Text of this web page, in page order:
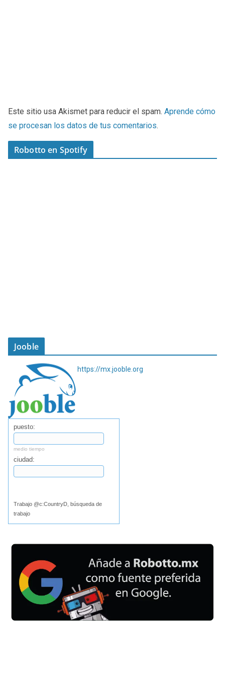
Este sitio usa Akismet para reducir el spam. Aprende cómo
se procesan los datos de tus comentarios.
Robotto en Spotify
Jooble
https://mx.jooble.org
puesto:
medio tiempo
ciudad:
Trabajo @c:CountryD, búsqueda de
trabajo